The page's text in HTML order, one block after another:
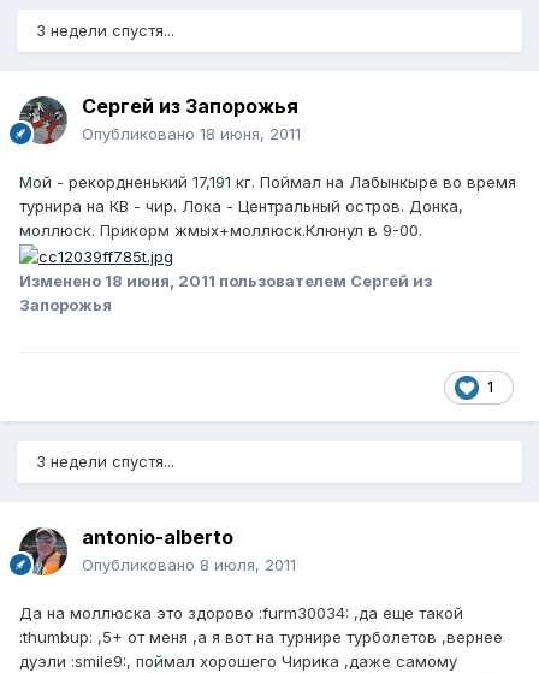
3 недели спустя...
Сергей из Запорожья
Опубликовано 18 июня, 2011
Мой - рекордненький 17,191 кг. Поймал на Лабынкыре во время
турнира на КВ - чир. Лока - Центральный остров. Донка,
моллюск. Прикорм жмых+моллюск.Клюнул в 9-00.
Изменено 18 июня, 2011 пользователем Сергей из
Запорожья
1
3 недели спустя...
antonio-alberto
Опубликовано 8 июля, 2011
Да на моллюска это здорово :furm30034: ,да еще такой
:thumbup: ,5+ от меня ,а я вот на турнире турболетов ,вернее
дуэли :smile9:, поймал хорошего Чирика ,даже самому